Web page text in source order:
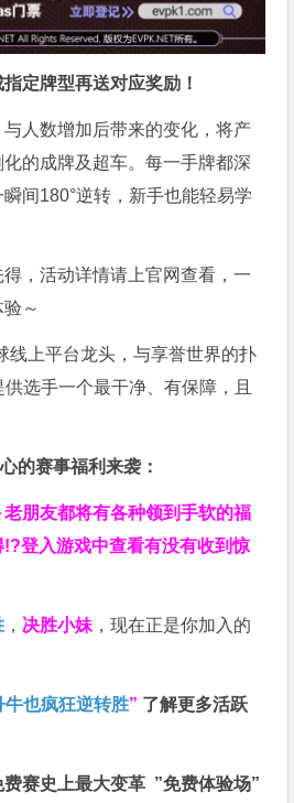
定牌型再送对应奖励！
人数增加后带来的变化，将产
的成牌及超车。每一手牌都深
间180°逆转，新手也能轻易学
，活动详情请上官网查看，一
～
线上平台龙头，与享誉世界的扑
供选手一个最干净、有保障，且
的赛事福利来袭：
朋友都将有各种领到手软的福
登入游戏中查看有没有收到惊
， 决胜小妹 ，现在正是你加入的
牛也疯狂逆转胜” 了解更多活跃
费赛史上最大变革 ”免费体验场”